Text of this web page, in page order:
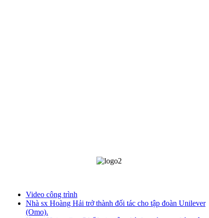
Video công trình
Nhà sx Hoàng Hải trở thành đối tác cho tập đoàn Unilever
(Omo).